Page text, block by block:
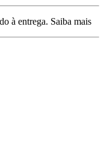
à entrega. Saiba mais